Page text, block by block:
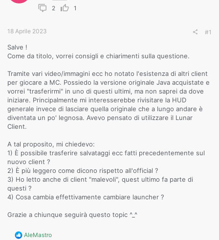
2 1
18 Aprile 2023 #1
Salve !
Come da titolo, vorrei consigli e chiarimenti sulla questione.
Tramite vari video/immagini ecc ho notato l'esistenza di altri client
per giocare a MC. Possiedo la versione originale Java acquistate e
vorrei "trasferirmi" in uno di questi ultimi, ma non saprei da dove
iniziare. Principalmente mi interesserebbe rivisitare la HUD
generale invece di lasciare quella originale che a lungo andare è
diventata un po' legnosa. Avevo pensato di utilizzare il Lunar
Client.
A tal proposito, mi chiedevo:
1) È possibile trasferire salvataggi ecc fatti precedentemente sul
nuovo client ?
2) È più leggero come dicono rispetto all'official ?
3) Ho letto anche di client "malevoli", quest ultimo fa parte di
questi ?
4) Cosa cambia effettivamente cambiare launcher ?
Grazie a chiunque seguirà questo topic ^_^
R
AleMastro